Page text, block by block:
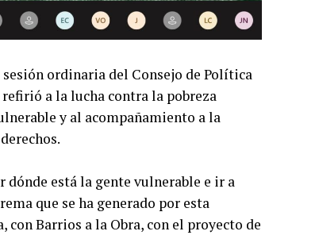
ordinaria del Consejo de Política
a la lucha contra la pobreza
y al acompañamiento a la
dónde está la gente vulnerable e ir a
que se ha generado por esta
Barrios a la Obra, con el proyecto de